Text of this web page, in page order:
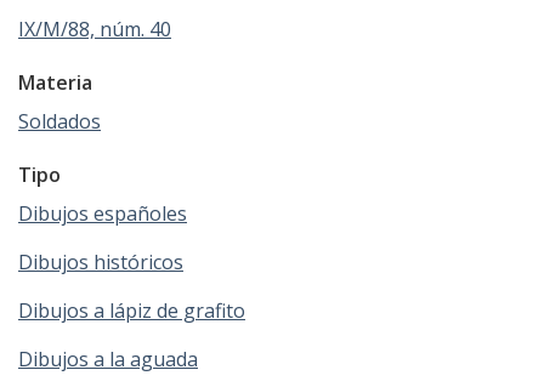
IX/M/88, núm. 40
Materia
Soldados
Tipo
Dibujos españoles
Dibujos históricos
Dibujos a lápiz de grafito
Dibujos a la aguada